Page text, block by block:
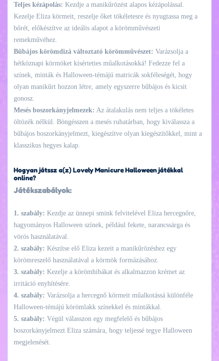
Teljes kézápolás: Kezdje a manikűrözést alapos kézápolással.
Kezelje Eliza körmeit, reszelje őket tökéletesre és nyugtassa meg a
bőrét, előkészítve az ideális alapot a körömművészeti
remekművéhez.
Bűbájos körömdizá változtató körömművészet: Varázsolja a
hétköznapi körmöket kísérteties műalkotásokká! Fedezze fel a
színek, minták és Halloween-témájú matricák sokféleségét, hogy
olyan manikűrt hozzon létre, amely egyszerre bűbájos és kicsit
gonosz.
Mesés boszorkányjelmezek: Az átalakulás nem teljes a tökéletes
öltözék nélkül. Böngésszen a mesés ruhatárban, hogy kiválassza a
bűbájos boszorkányjelmezt, kiegészítve olyan kiegészítőkkel, mint a
klasszikus hegyes kalap.
Hogyan játssz a(z) Lovely Manicure Halloween játékkal
online?
Játékszabályok:
1. szabály: Kezdje az ünnepi smink felvitelével Eliza hercegnőre,
hagyományos Halloween színek, például fekete, narancssárga és
vörös használatával.
2. szabály: Készítse elő Eliza kezeit a manikűrözéshez egy
körömreszelő használatával a körmök formázásához.
3. szabály: Kezelje a körömhibákat és alkalmazzon krémet az
irritáció enyhítésére.
4. szabály: Varázsolja a hercegnő körmeit műalkotássá különféle
Halloween-témájú körömlakk színekkel és mintákkal.
5. szabály: Végül válasszon egy megfelelő és bűbájos
boszorkányjelmezt Eliza számára, hogy teljessé tegye Halloween
megjelenését.